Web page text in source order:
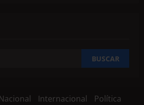
Nacional Internacional
Política